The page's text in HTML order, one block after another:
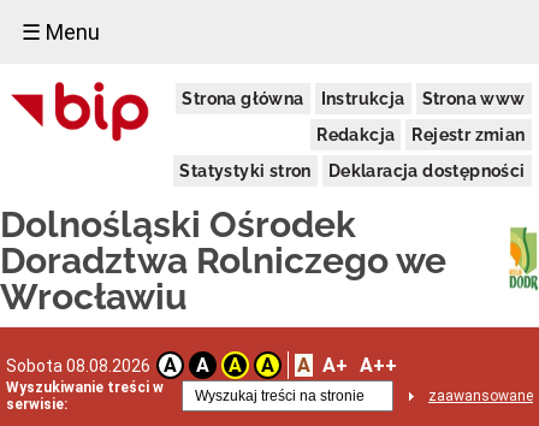
☰ Menu
Strona główna Instrukcja
Strona www
Redakcja
Rejestr zmian
Statystyki stron
Deklaracja dostępności
Dolnośląski Ośrodek
Doradztwa Rolniczego we
Wrocławiu
Sobota 08.08.2026 A A A A A A+ A++
Wyszukiwanie treści w
serwisie:
zaawansowane
Informacje
Ogólne
Dane
Komórki
Organizacyjne
Powiatowe
Zespoły
Doradztwa
Rolniczego
dostępności
Schemat
organizacyjny